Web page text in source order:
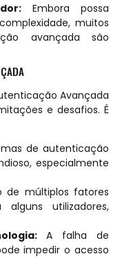
Embora possa
muitos
avançada são
Avançada
e desafios. É
de autenticação
especialmente
de múltiplos fatores
utilizadores,
A falha de
impedir o acesso